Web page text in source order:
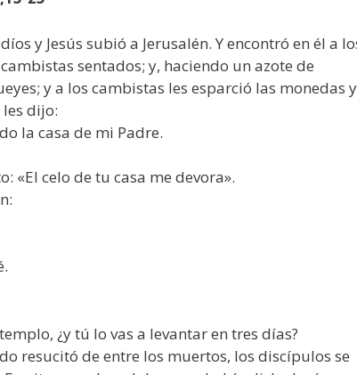
y Jesús subió a Jerusalén. Y encontró en él a
sentados; y, haciendo un azote de
y a los cambistas les esparció las monedas y
dijo:
la casa de mi Padre.
«El celo de tu casa me devora».
¿y tú lo vas a levantar en tres días?
resucitó de entre los muertos, los discípulos se